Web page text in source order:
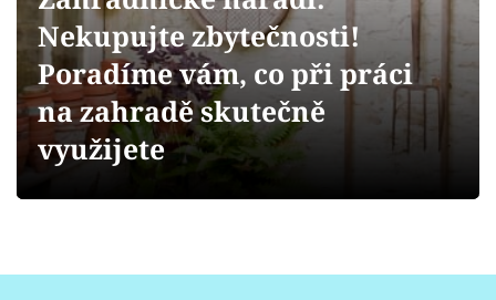
Přihlášení
Sledujte nás
Nekupujte zbytečnosti!
Poradíme vám, co při práci
na zahradě skutečně
využijete